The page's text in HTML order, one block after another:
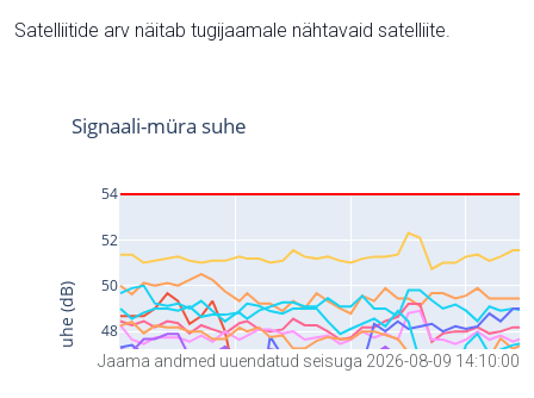
Satelliitide arv näitab tugijaamale nähtavaid satelliite.
Jaama andmed uuendatud seisuga 2026-08-09 14:10:00